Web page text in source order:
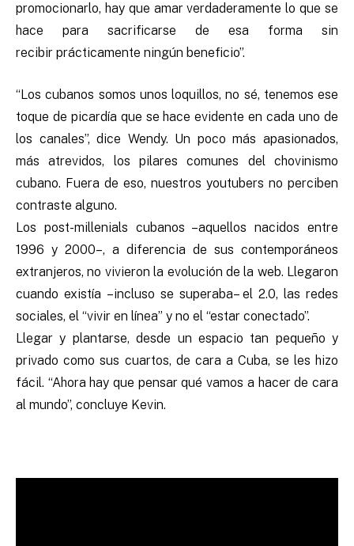
promocionarlo, hay que amar verdaderamente lo que se
hace para sacrificarse de esa forma sin
recibir prácticamente ningún beneficio”.
“Los cubanos somos unos loquillos, no sé, tenemos ese
toque de picardía que se hace evidente en cada uno de
los canales”, dice Wendy. Un poco más apasionados,
más atrevidos, los pilares comunes del chovinismo
cubano. Fuera de eso, nuestros youtubers no perciben
contraste alguno.
Los post-millenials cubanos –aquellos nacidos entre
1996 y 2000–, a diferencia de sus contemporáneos
extranjeros, no vivieron la evolución de la web. Llegaron
cuando existía –incluso se superaba– el 2.0, las redes
sociales, el “vivir en línea” y no el “estar conectado”.
Llegar y plantarse, desde un espacio tan pequeño y
privado como sus cuartos, de cara a Cuba, se les hizo
fácil. “Ahora hay que pensar qué vamos a hacer de cara
al mundo”, concluye Kevin.